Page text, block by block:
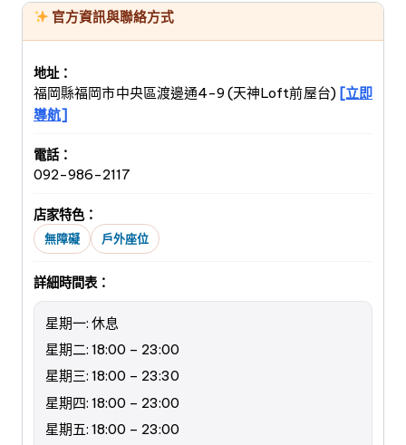
官方資訊與聯絡方式
地址：
福岡縣福岡市中央區渡邊通4-9 (天神Loft前屋台) [立即
導航]
電話：
092-986-2117
店家特色：
無障礙 戶外座位
詳細時間表：
星期一: 休息
星期二: 18:00 – 23:00
星期三: 18:00 – 23:30
星期四: 18:00 – 23:00
星期五: 18:00 – 23:00